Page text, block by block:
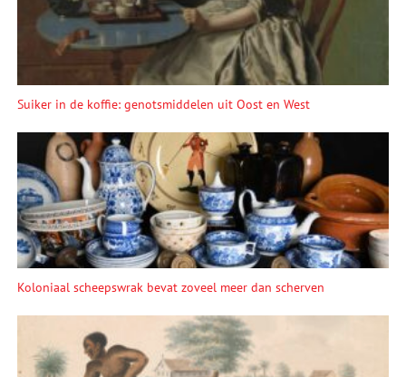
Suiker in de koffie: genotsmiddelen uit Oost en West
Koloniaal scheepswrak bevat zoveel meer dan scherven